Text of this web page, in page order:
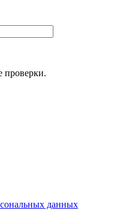
проверки.
данных